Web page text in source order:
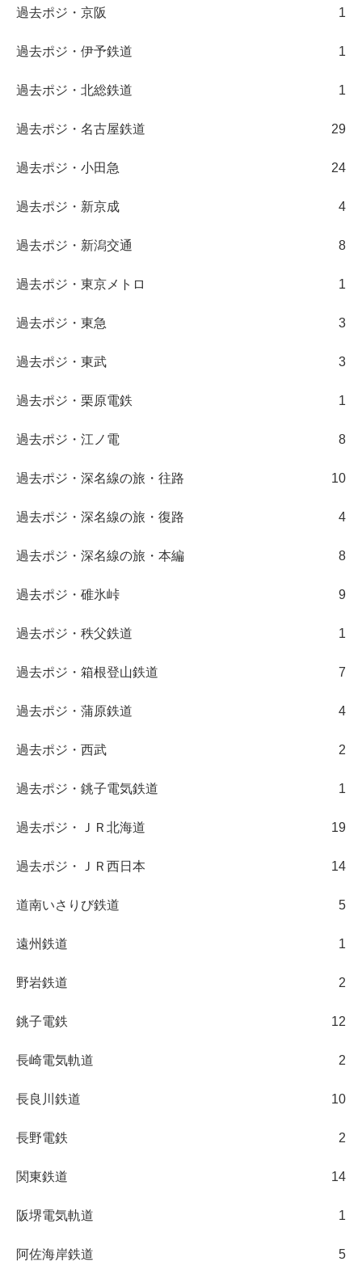
過去ポジ・京阪 1
過去ポジ・伊予鉄道 1
過去ポジ・北総鉄道 1
過去ポジ・名古屋鉄道 29
過去ポジ・小田急 24
過去ポジ・新京成 4
過去ポジ・新潟交通 8
過去ポジ・東京メトロ 1
過去ポジ・東急 3
過去ポジ・東武 3
過去ポジ・栗原電鉄 1
過去ポジ・江ノ電 8
過去ポジ・深名線の旅・往路 10
過去ポジ・深名線の旅・復路 4
過去ポジ・深名線の旅・本編 8
過去ポジ・碓氷峠 9
過去ポジ・秩父鉄道 1
過去ポジ・箱根登山鉄道 7
過去ポジ・蒲原鉄道 4
過去ポジ・西武 2
過去ポジ・銚子電気鉄道 1
過去ポジ・ＪＲ北海道 19
過去ポジ・ＪＲ西日本 14
道南いさりび鉄道 5
遠州鉄道 1
野岩鉄道 2
銚子電鉄 12
長崎電気軌道 2
長良川鉄道 10
長野電鉄 2
関東鉄道 14
阪堺電気軌道 1
阿佐海岸鉄道 5